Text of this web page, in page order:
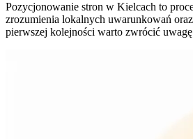
Pozycjonowanie stron w Kielcach to
zrozumienia lokalnych uwarunkowań
pierwszej kolejności warto zwrócić